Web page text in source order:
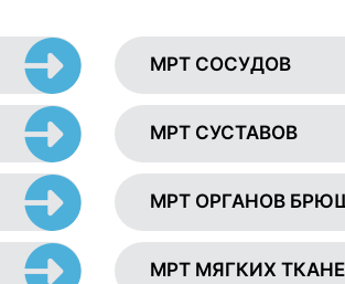
МРТ СОСУДОВ
МРТ СУСТАВОВ
МРТ ОРГАНОВ
МРТ МЯГКИХ